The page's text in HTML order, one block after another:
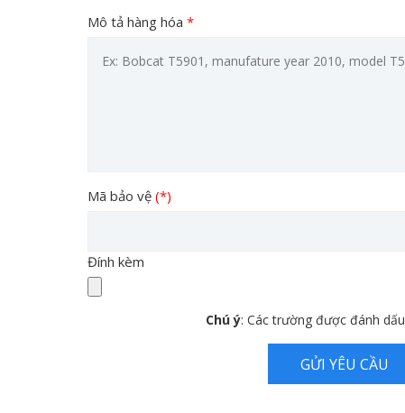
Mô tả hàng hóa *
Mã bảo vệ (*)
Đính kèm
Chú ý: Các trường được đánh dấu
GỬI YÊU CẦU